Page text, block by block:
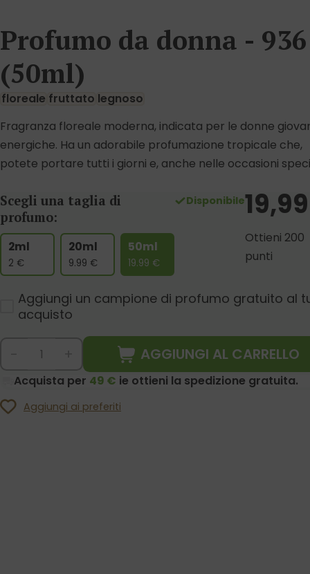
Profumo da donna - 936
(50ml)
floreale fruttato legnoso
Fragranza floreale moderna, indicata per le donne
energiche. Ha un adorabile profumazione tropicale che,
potete portare tutti i giorni e, anche nelle occasioni
Scegli una taglia di
profumo:
2ml
2 €
20ml
9.99 €
50ml
19.99 €
Disponibile19,99
Ottieni 200
punti
Aggiungi un campione di profumo gratuito al
acquisto
AGGIUNGI AL CARRELLO
Acquista per 49 € ie ottieni la spedizione gratuita.
Aggiungi ai preferiti